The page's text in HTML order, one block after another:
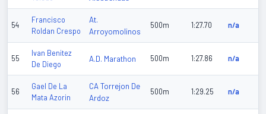
54
Francisco
Roldan Crespo
At.
Arroyomolinos
500m 1:27.70 n/a
55
Ivan Benitez
De Diego
A.D. Marathon 500m 1:27.86 n/a
56
Gael De La
Mata Azorin
CA Torrejon De
Ardoz
500m 1:29.25 n/a